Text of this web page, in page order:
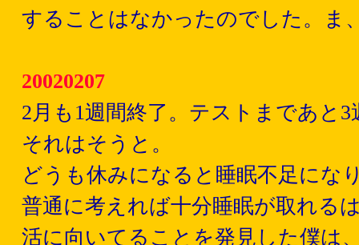
することはなかったのでした。ま
20020207
2月も1週間終了。テストまであと
それはそうと。
どうも休みになると睡眠不足にな
普通に考えれば十分睡眠が取れる
活に向いてることを発見した僕は